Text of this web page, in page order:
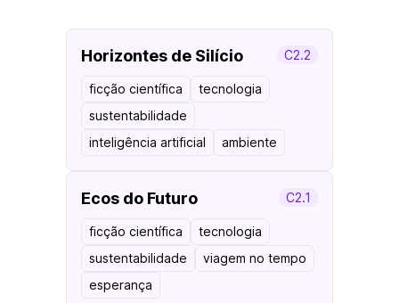
Horizontes de Silício C2.2
ficção científica
tecnologia
sustentabilidade
inteligência artificial
ambiente
Ecos do Futuro C2.1
ficção científica
tecnologia
sustentabilidade
viagem no tempo
esperança